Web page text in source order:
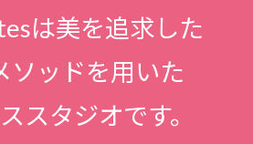
は美を追求した
ソッドを用いた
スタジオです。